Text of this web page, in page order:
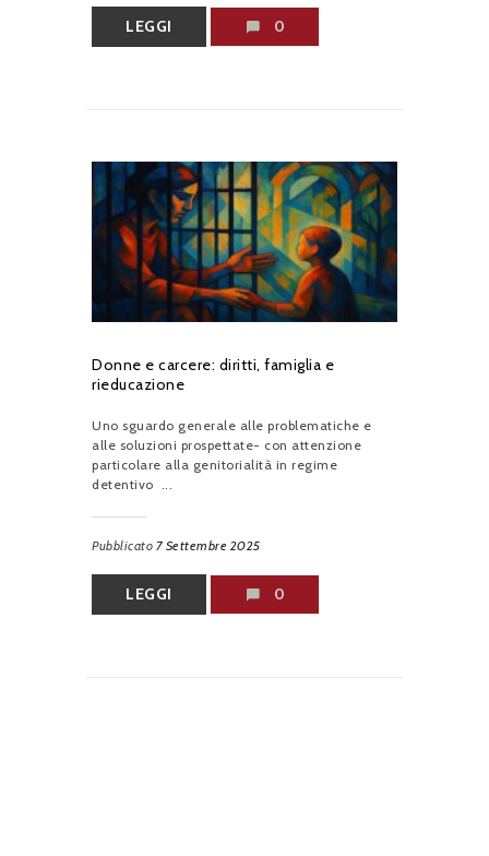
LEGGI 0
Donne e carcere: diritti, famiglia e
rieducazione
Uno sguardo generale alle problematiche e
alle soluzioni prospettate- con attenzione
particolare alla genitorialità in regime
detentivo ...
Pubblicato 7 Settembre 2025
LEGGI 0